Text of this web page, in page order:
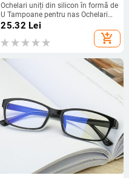
Ochelari uniți din silicon în formă de
U Tampoane pentru nas Ochelari
Suport anti-alunecare Tampoane
pentru nas pentru inserarea pe
ochelari Accesorii pentru ochelari
25.32 Lei
add_shopping_cart